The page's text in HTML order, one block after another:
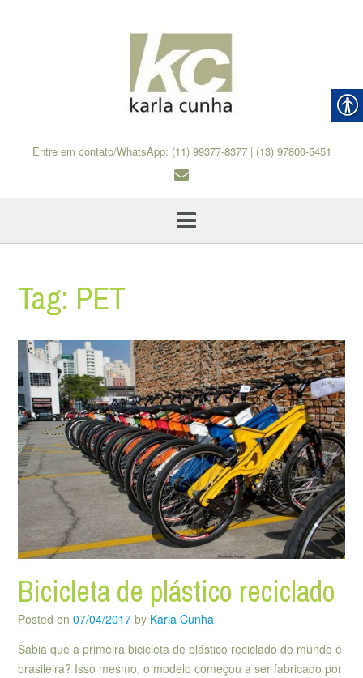
Entre em contato/WhatsApp: (11) 99377-8377 | (13) 97800-5451
Tag: PET
Bicicleta de plástico reciclado
Posted on 07/04/2017 by Karla Cunha
Sabia que a primeira bicicleta de plástico reciclado do mundo é
brasileira? Isso mesmo, o modelo começou a ser fabricado por